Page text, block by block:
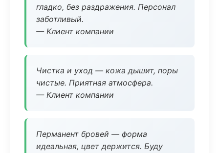
гладко, без раздражения. Персонал
заботливый.
— Клиент компании
Чистка и уход — кожа дышит, поры
чистые. Приятная атмосфера.
— Клиент компании
Перманент бровей — форма
идеальная, цвет держится. Буду